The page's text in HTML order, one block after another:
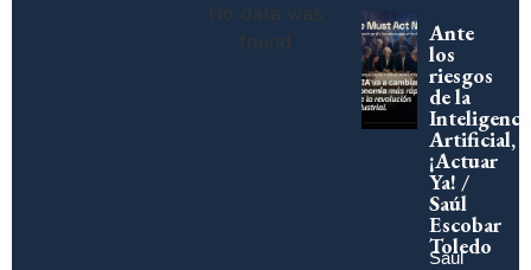
No data was
found
Ante
los
riesgos
de la
Artificial,
¡Actuar
Ya! /
Saúl
Escobar
Toledo
Saúl